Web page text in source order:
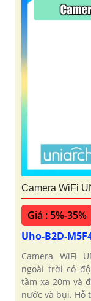
Camera WiFi
Giá : 5%-35%
Uho-B2D-
Camera WiFi
ngoài trời có
tầm xa 20m và
nước và bụi. Hỗ